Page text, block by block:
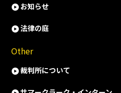
お知らせ
法律の庭
Other
裁判所について